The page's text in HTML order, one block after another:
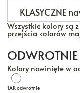
Wszystkie kolory są
przejścia kolorów
Kolory nawinięte w
TAK odwrotnie